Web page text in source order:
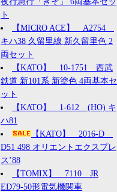
ト
【MICRO ACE】 A2754
キハ38 久留里線 新久留里色 2
両セット
【KATO】 10-1751 西武
鉄道 新101系 新塗色 4両基本セ
ット
【KATO】 1-612 (HO) キ
ハ81
【KATO】 2016-D
D51 498 オリエントエクスプレ
ス’88
【TOMIX】 7110 JR
ED79-50形電気機関車